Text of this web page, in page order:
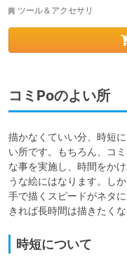
ツール＆アクセサリ
コミPoのよい所
描かなくていい分、時短
い所です。もちろん、コ
な事を実施し、時間をか
うな絵にはなります。し
手で描くスピードがネタ
時短について